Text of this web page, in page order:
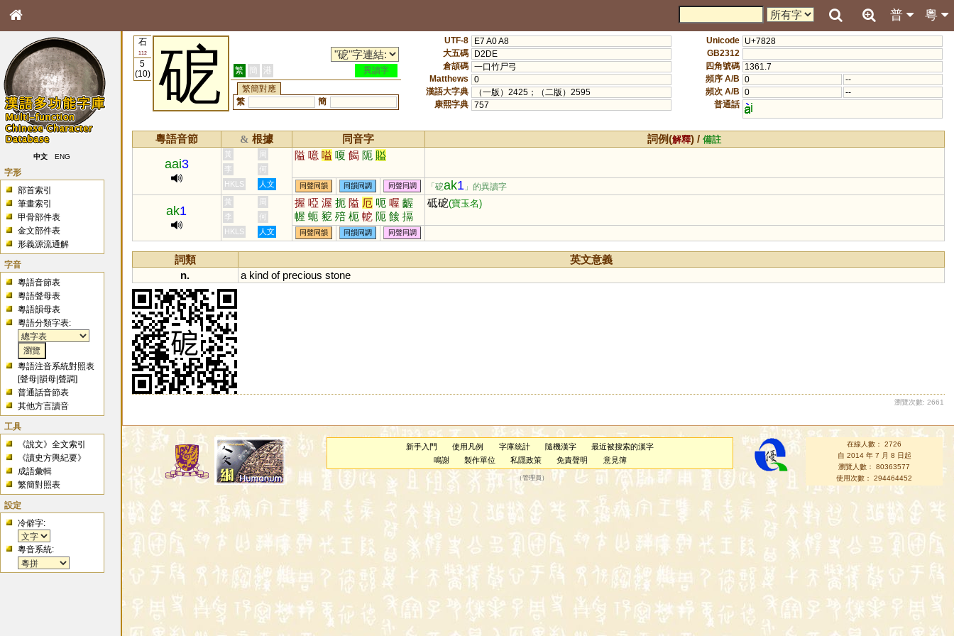
粵
普
中文 ENG
字形
部首索引
筆畫索引
甲骨部件表
金文部件表
形義源流通解
字音
粵語音節表
粵語聲母表
粵語韻母表
粵語分類字表:
粵語注音系統對照表
[聲母 |韻母 |聲調]
普通話音節表
其他方言讀音
工具
《說文》全文索引
《讀史方輿紀要》
成語彙輯
繁簡對照表
設定
冷僻字:
粵音系統:
石
112
5
(10)
砨 繁 簡 港
異讀字
繁簡對應
繁
簡
UTF-8
E7 A0 A8
大五碼
D2DE
倉頡碼 一口竹尸弓
Matthews
0
漢語大字典
（一版）2425；（二版）2595
康熙字典 757
Unicode U+7828
GB2312
四角號碼 1361.7
頻序 A/B 0
--
頻次 A/B 0
--
普通話
i
粵語音節 & 根據 同音字 詞例(解釋) /備註
aai3
黃 周 隘 噫 嗌 嗄 餲 阨 賹
李
何
HKLS
人文 同聲同韻 同韻同調 同聲同調 「砨ak1 」的異讀字
ak1
黃 周 握 啞 渥 扼 隘 厄 呃 喔 齷
幄 蚅 豟 殕 枙 軶 阨 餩 搹
偓 搤 腛
砥砨(寶玉名)
李
何
HKLS
人文 同聲同韻 同韻同調 同聲同調
詞類
英文意義
n.
a kind of precious stone
瀏覽次數: 2661
新手入門 使用凡例 字庫統計 隨機漢字
最近被搜索的漢字
鳴謝
製作單位 私隱政策 免責聲明 意見簿
（管理員 ）
在線人數： 2726
自 2014 年 7 月 8 日起
瀏覽人數： 80363577
使用次數： 294464452